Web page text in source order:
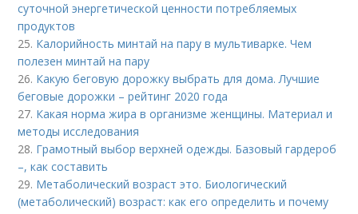
суточной энергетической ценности потребляемых
продуктов
25. Калорийность минтай на пару в мультиварке. Чем
полезен минтай на пару
26. Какую беговую дорожку выбрать для дома. Лучшие
беговые дорожки – рейтинг 2020 года
27. Какая норма жира в организме женщины. Материал и
методы исследования
28. Грамотный выбор верхней одежды. Базовый гардероб
–, как составить
29. Метаболический возраст это. Биологический
(метаболический) возраст: как его определить и почему